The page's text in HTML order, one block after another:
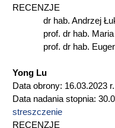
RECENZJE
dr hab. Andrzej
prof. dr hab. Maria
prof. dr hab.
Yong Lu
Data obrony: 16.03.2023 r.
Data nadania stopnia:
streszczenie
RECENZJE